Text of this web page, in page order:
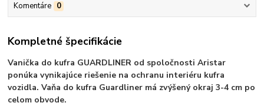
Komentáre 0
Kompletné špecifikácie
Vanička do kufra GUARDLINER od spoločnosti Aristar
ponúka vynikajúce riešenie na ochranu interiéru kufra
vozidla. Vaňa do kufra Guardliner má zvýšený okraj 3-4 cm po
celom obvode.